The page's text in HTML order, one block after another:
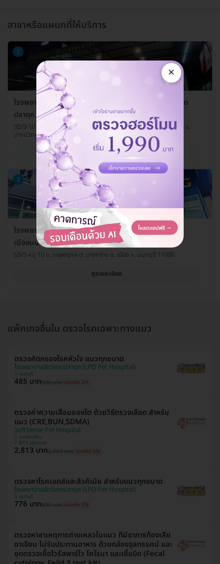
สาขาหรือแผนกที่ให้บริการ
1
โรงพยาบาลสัตว์ลาดปลาดุก (LPD Pet Hospital) สาขาลาด
ปลาดุก
92/9-10 ซ. วัดลาดปลาดุก ถ. บางบัวทอง-สุพรรณบุรี ต. บางรักพัฒนา อ.
บางบัวทอง จ. นนทบุรี 11110
ดูรายละเอียด
2
โรงพยาบาลสัตว์ลาดปลาดุก (LPD Pet Hospital) สาขา
เมืองนนท์
63/5 หมู่ 10 ถ. ราชพฤกษ์ ต. บางกร่าง อ. เมือง จ. นนทบุรี 11000
ดูรายละเอียด
แพ็กเกจอื่นใน ตรวจโรคเฉพาะทางแมว
ตรวจคัดกรองโรคหัวใจ แมวทุกขนาด
โรงพยาบาลสัตว์ลาดปลาดุก (LPD Pet Hospital)
นนทบุรี
485 บาท500 บาท ประหยัด 3%
ตรวจค่าความเสื่อมของไต ด้วยวิธีตรวจเลือด สำหรับ
แมว (CRE,BUN,SDMA)
SoftSense Pet Hospital
บางขุนเทียน
BTS วุฒากาศ
2,813 บาท2,960 บาท ประหยัด 5%
ตรวจหาโรคเอดส์และลิวคีเมีย สำหรับแมวทุกขนาด
โรงพยาบาลสัตว์ลาดปลาดุก (LPD Pet Hospital)
นนทบุรี
776 บาท800 บาท ประหยัด 3%
ตรวจหาสาเหตุการถ่ายเหลวในแมว ที่มีอาการท้องเสีย
อาเจียน ไม่รับประทานอาหาร ด้วยกล้องจุลทรรศน์ และ
ชุดตรวจเชื้อไวรัสพาร์โว โคโรนา และเชื้อบิด (Fecal
×